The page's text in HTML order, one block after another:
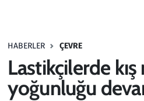
HABERLER ÇEVRE
Lastikçilerde
yoğunluğu
Haber
Kültür Sanat